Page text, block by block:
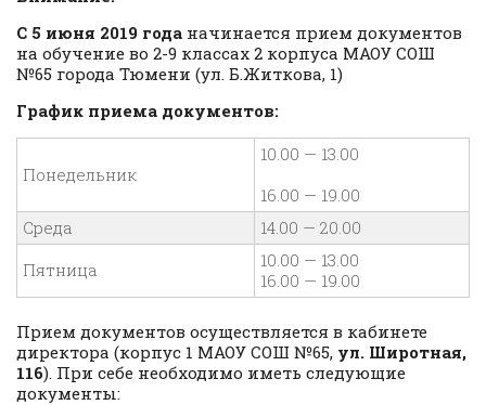
С 5 июня 2019 года начинается прием документов
на обучение во 2-9 классах 2 корпуса МАОУ СОШ
№65 города Тюмени (ул. Б.Житкова, 1)
График приема документов:
Понедельник
10.00 — 13.00
16.00 — 19.00
Среда
14.00 — 20.00
Пятница
10.00 — 13.00
16.00 — 19.00
Прием документов осуществляется в кабинете
директора (корпус 1 МАОУ СОШ №65, ул. Широтная,
116). При себе необходимо иметь следующие
документы: